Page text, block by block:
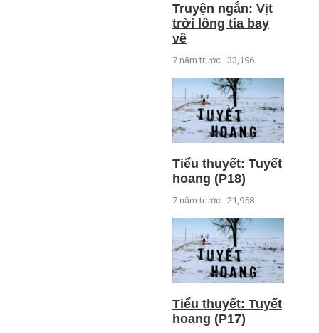
Truyện ngắn: Vịt
trời lông tía bay
về
7 năm trước 33,196
Tiểu thuyết: Tuyết
hoang (P18)
7 năm trước 21,958
Tiểu thuyết: Tuyết
hoang (P17)